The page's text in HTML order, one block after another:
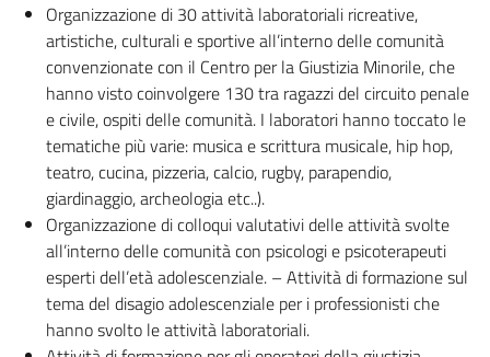
Organizzazione di 30 attività laboratoriali ricreative,
artistiche, culturali e sportive all’interno delle comunità
convenzionate con il Centro per la Giustizia Minorile, che
hanno visto coinvolgere 130 tra ragazzi del circuito penale
e civile, ospiti delle comunità. I laboratori hanno toccato le
tematiche più varie: musica e scrittura musicale, hip hop,
teatro, cucina, pizzeria, calcio, rugby, parapendio,
giardinaggio, archeologia etc..).
Organizzazione di colloqui valutativi delle attività svolte
all’interno delle comunità con psicologi e psicoterapeuti
esperti dell’età adolescenziale. – Attività di formazione sul
tema del disagio adolescenziale per i professionisti che
hanno svolto le attività laboratoriali.